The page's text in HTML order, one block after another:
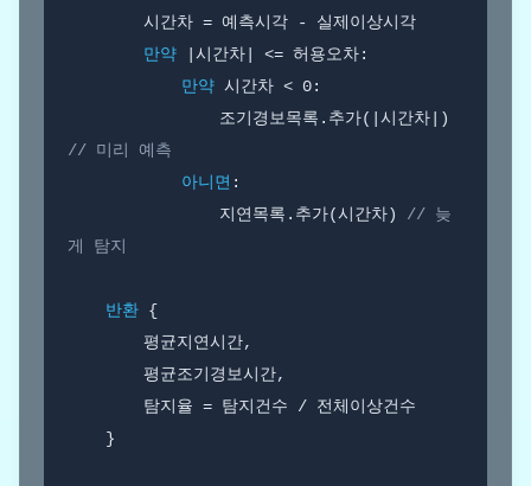
만약 |시간차| <= 허용오차:
만약 시간차 < 0:
// 미리 예측
아니면 :
                지연목록.추가(시간차)
// 늦
게 탐지
반환 {